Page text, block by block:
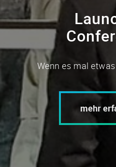
Wenn es mal
mehr